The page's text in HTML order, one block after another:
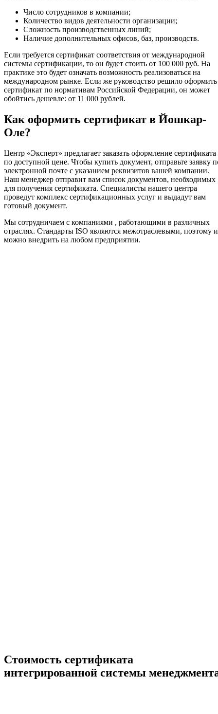
Число сотрудников в компании;
Количество видов деятельности организации;
Сложность производственных линий;
Наличие дополнительных офисов, баз, производств.
Если требуется сертификат соответствия от международной
системы сертификации, то он будет стоить от 100 000 руб. На
практике это будет означать возможность реализоваться на
международном рынке. Если же руководство решило оформить
сертификат по нормативам Российской Федерации, он может
обойтись дешевле: от 11 000 рублей.
Как оформить сертификат в Йошкар-
Оле?
Центр «Эксперт» предлагает заказать оформление сертификата
по доступной цене. Чтобы купить документ, отправьте заявку
электронной почте с указанием реквизитов вашей компании.
Наш менеджер отправит вам список документов, необходимых
для получения сертификата. Специалисты нашего центра
проведут комплекс сертификационных услуг и выдадут вам
готовый документ.
Мы сотрудничаем с компаниями , работающими в различных
отраслях. Стандарты ISO являются межотраслевыми, поэтому
можно внедрить на любом предприятии.
Стоимость сертификата
интегрированной системы